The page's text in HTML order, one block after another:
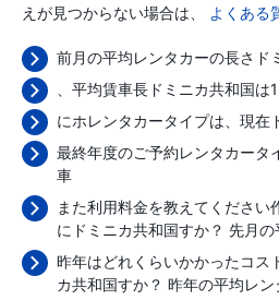
えが見つからない場合は、
よくある
前月の平均レンタカーの長さド
、平均賃車長ドミニカ共和国は
にホレンタカータイプは、現在
最終年度のご予約レンタカータ
車
また利用料金を教えてくださ
にドミニカ共和国すか？ 先月
昨年はどれくらいかかったコス
カ共和国すか？ 昨年の平均レ